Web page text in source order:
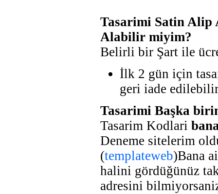
Tasarimi Satin Alip
Alabilir miyim?
Belirli bir Şart ile
İlk 2 gün için
geri iade
Tasarimi Başka
Tasarim Kodlari
Deneme sitelerim
(templateweb)Bana
halini gördüğünüz
adresini